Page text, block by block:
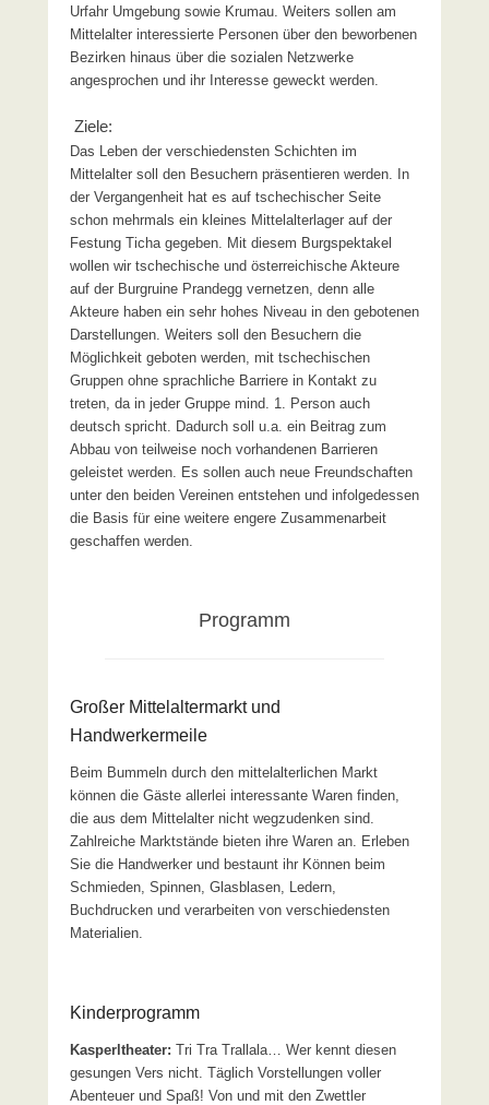
Urfahr Umgebung sowie Krumau. Weiters sollen am
Mittelalter interessierte Personen über den beworbenen
Bezirken hinaus über die sozialen Netzwerke
angesprochen und ihr Interesse geweckt werden.
Ziele:
Das Leben der verschiedensten Schichten im
Mittelalter soll den Besuchern präsentieren werden. In
der Vergangenheit hat es auf tschechischer Seite
schon mehrmals ein kleines Mittelalterlager auf der
Festung Ticha gegeben. Mit diesem Burgspektakel
wollen wir tschechische und österreichische Akteure
auf der Burgruine Prandegg vernetzen, denn alle
Akteure haben ein sehr hohes Niveau in den gebotenen
Darstellungen. Weiters soll den Besuchern die
Möglichkeit geboten werden, mit tschechischen
Gruppen ohne sprachliche Barriere in Kontakt zu
treten, da in jeder Gruppe mind. 1. Person auch
deutsch spricht. Dadurch soll u.a. ein Beitrag zum
Abbau von teilweise noch vorhandenen Barrieren
geleistet werden. Es sollen auch neue Freundschaften
unter den beiden Vereinen entstehen und infolgedessen
die Basis für eine weitere engere Zusammenarbeit
geschaffen werden.
Programm
Großer Mittelaltermarkt und
Handwerkermeile
Beim Bummeln durch den mittelalterlichen Markt
können die Gäste allerlei interessante Waren finden,
die aus dem Mittelalter nicht wegzudenken sind.
Zahlreiche Marktstände bieten ihre Waren an. Erleben
Sie die Handwerker und bestaunt ihr Können beim
Schmieden, Spinnen, Glasblasen, Ledern,
Buchdrucken und verarbeiten von verschiedensten
Materialien.
Kinderprogramm
Kasperltheater: Tri Tra Trallala… Wer kennt diesen
gesungen Vers nicht. Täglich Vorstellungen voller
Abenteuer und Spaß! Von und mit den Zwettler